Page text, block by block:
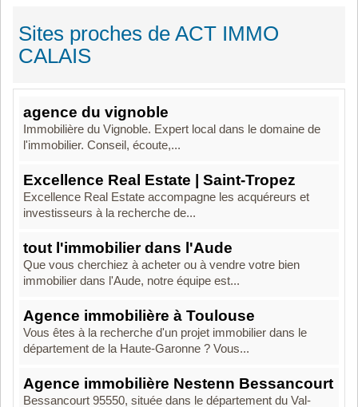
Sites proches de ACT IMMO
CALAIS
agence du vignoble
Immobilière du Vignoble. Expert local dans le domaine de
l'immobilier. Conseil, écoute,...
Excellence Real Estate | Saint-Tropez
Excellence Real Estate accompagne les acquéreurs et
investisseurs à la recherche de...
tout l'immobilier dans l'Aude
Que vous cherchiez à acheter ou à vendre votre bien
immobilier dans l'Aude, notre équipe est...
Agence immobilière à Toulouse
Vous êtes à la recherche d'un projet immobilier dans le
département de la Haute-Garonne ? Vous...
Agence immobilière Nestenn Bessancourt
Bessancourt 95550, située dans le département du Val-